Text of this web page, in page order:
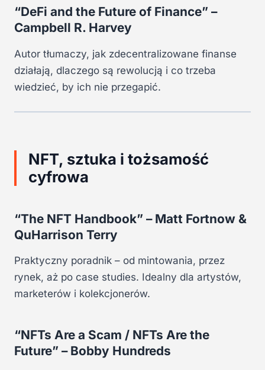
“DeFi and the Future of Finance” –
Campbell R. Harvey
Autor tłumaczy, jak zdecentralizowane finanse
działają, dlaczego są rewolucją i co trzeba
wiedzieć, by ich nie przegapić.
NFT, sztuka i tożsamość
cyfrowa
“The NFT Handbook” – Matt Fortnow &
QuHarrison Terry
Praktyczny poradnik – od mintowania, przez
rynek, aż po case studies. Idealny dla artystów,
marketerów i kolekcjonerów.
“NFTs Are a Scam / NFTs Are the
Future” – Bobby Hundreds